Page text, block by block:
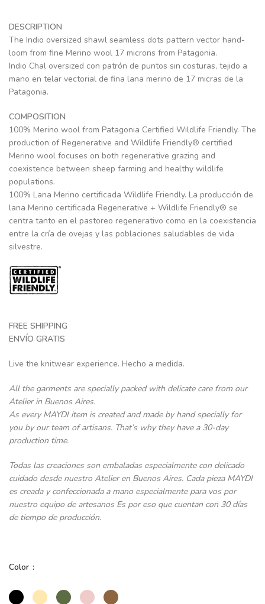
DESCRIPTION
The Indio oversized shawl seamless dots pattern vector hand-
loom from fine Merino wool 17 microns from Patagonia.
Indio Chal oversized con patrón de puntos sin costuras, tejido a
mano en telar vectorial de fina lana merino de 17 micras de la
Patagonia.
COMPOSITION
100% Merino wool from Patagonia Certified Wildlife Friendly. The
production of Regenerative and Wildlife Friendly® certified
Merino wool focuses on both regenerative grazing and
coexistence between sheep farming and healthy wildlife
populations.
100% Lana Merino certificada Wildlife Friendly. La producción de
lana Merino certificada Regenerative + Wildlife Friendly® se
centra tanto en el pastoreo regenerativo como en la coexistencia
entre la cría de ovejas y las poblaciones saludables de vida
silvestre.
FREE SHIPPING
ENVÍO GRATIS
Live the knitwear experience. Hecho a medida.
All the garments are specially packed with delicate care from our
Atelier in Buenos Aires.
As every MAYDI item is created and made by hand specially for
you by our team of artisans. That’s why they have a 30-day
production time.
Todas las creaciones son embaladas especialmente con delicado
cuidado desde nuestro Atelier en Buenos Aires. Cada pieza MAYDI
es creada y confeccionada a mano especialmente para vos por
nuestro equipo de artesanos Es por eso que cuentan con 30 días
de tiempo de producción.
Color